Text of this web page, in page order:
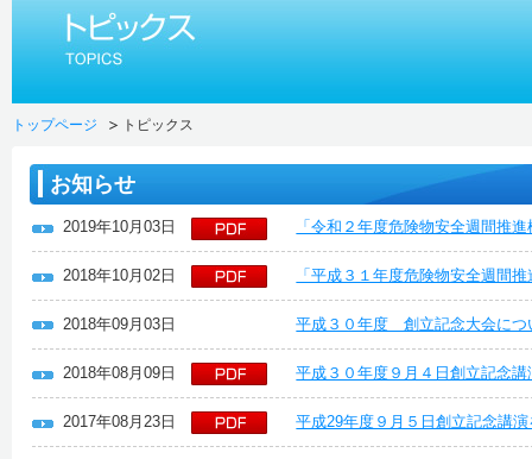
トップページ トピックス
お知らせ
2019年10月03日 「令和２年度危険物安全週間推
2018年10月02日 「平成３１年度危険物安全週間
2018年09月03日 平成３０年度 創立記念大会につ
2018年08月09日 平成３０年度９月４日創立記念
2017年08月23日 平成29年度９月５日創立記念講